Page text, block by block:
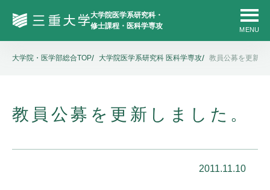
大学院・医学部総合TOP 大学院医学系研究科 医科学専攻 教員公募を更新し
教員公募を更新しました。
2011.11.10